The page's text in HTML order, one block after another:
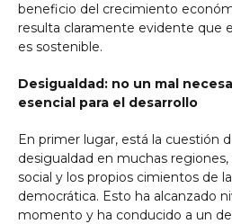
beneficio del crecimiento
resulta claramente evidente que
es sostenible.
Desigualdad: no un mal
esencial para el desarrollo
En primer lugar, está la cuestión
desigualdad en muchas
social y los propios cimientos de
democrática. Esto ha alcanzado
momento y ha conducido a un